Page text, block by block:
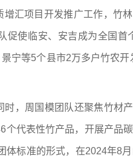
汇项目开发推广工作，竹
促使临安、安吉成为全国
宁等5个县市2万多户竹农
，周国模团队还聚焦竹材
代表性竹产品，开展产品
标准的形式，在2024年8